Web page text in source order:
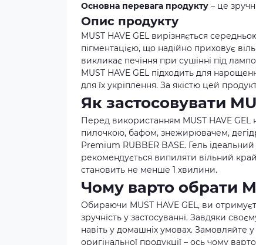
Основна перевага продукту – це
Опис продукту
MUST HAVE GEL вирізняється
пігментацією, що надійно приховує
викликає печіння при сушінні під
MUST HAVE GEL підходить для
для їх укріплення. За якістю цей
Як застосовувати
Перед використанням MUST HAVE GEL
пилочкою, бафом, знежирювачем,
Premium RUBBER BASE. Гель
рекомендується випиляти вільний
становить не менше 1 хвилини.
Чому варто обрати
Обираючи MUST HAVE GEL, ви
зручність у застосуванні. Завдяки
навіть у домашніх умовах. Замовляйте
оригінальної продукції – ось чому